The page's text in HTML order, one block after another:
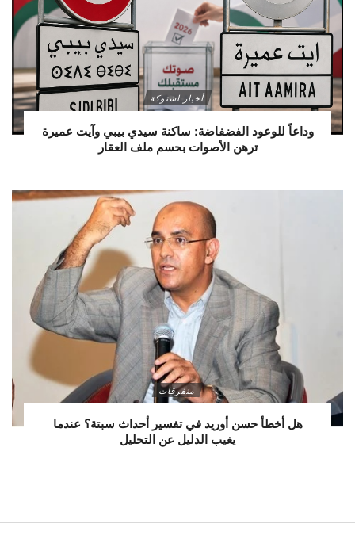
أخبار اشتوكة
وداعاً للوعود الفضفاضة: ساكنة سيدي بيبي وآيت عميرة
ترهن الأصوات بحسم ملف العقار
متفرقات
هل أخطأ حسن أوريد في تفسير أحداث سبتة؟ عندما
يغيب الدليل عن التحليل